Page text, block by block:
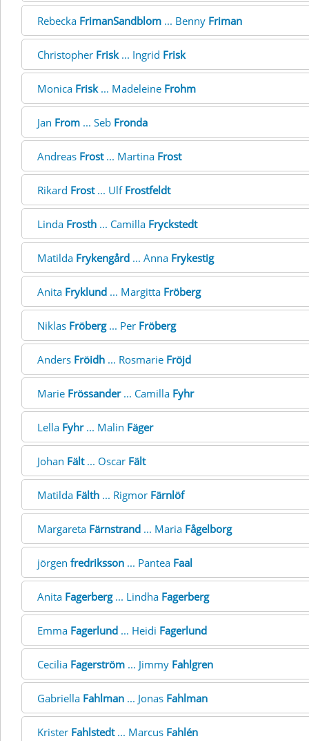
Rebecka FrimanSandblom ... Benny Friman
Christopher Frisk... Ingrid Frisk
Monica Frisk... Madeleine Frohm
Jan From ... Seb Fronda
Andreas Frost... Martina Frost
Rikard Frost... Ulf Frostfeldt
Linda Frosth ... Camilla Fryckstedt
Matilda Frykengård ... Anna Frykestig
Anita Fryklund ... Margitta Fröberg
Niklas Fröberg... Per Fröberg
Anders Fröidh ... Rosmarie Fröjd
Marie Frössander... Camilla Fyhr
Lella Fyhr... Malin Fäger
Johan Fält... Oscar Fält
Matilda Fälth ... Rigmor Färnlöf
Margareta Färnstrand ... Maria Fågelborg
jörgen fredriksson ... Pantea Faal
Anita Fagerberg... Lindha Fagerberg
Emma Fagerlund ... Heidi Fagerlund
Cecilia Fagerström ... Jimmy Fahlgren
Gabriella Fahlman ... Jonas Fahlman
Krister Fahlstedt... Marcus Fahlén